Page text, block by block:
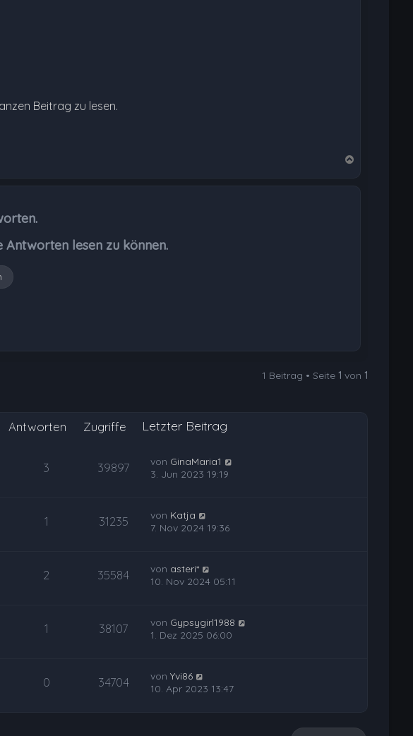
Beitrag zu lesen.
lesen zu können.
1 Beitrag • Seite1 von1
Antworten Zugriffe Letzter Beitrag
3 39897 von GinaMaria1
3. Jun 2023 19:19
1 31235 von Katja
7. Nov 2024 19:36
2 35584 von asteri*
10. Nov 2024 05:11
1 38107 von Gypsygirl1988
1. Dez 2025 06:00
0 34704 vonYvi86
10. Apr 2023 13:47